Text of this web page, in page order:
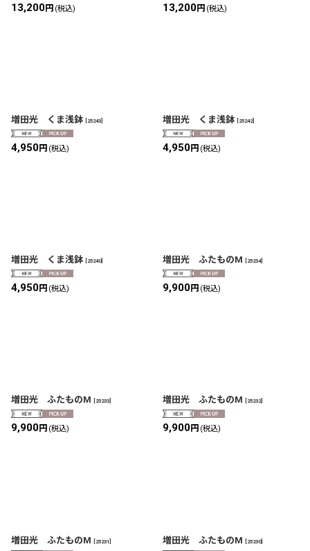
13,200円 (税込) 13,200円 (税込)
増田光 くま浅鉢 25243
4,950円 (税込)
増田光 くま浅鉢 25242]
4,950円 (税込)
増田光 くま浅鉢 25240]
4,950円 (税込)
増田光 ふたものM 25234]
9,900円 (税込)
増田光 ふたものM 25233
9,900円 (税込)
増田光 ふたものM 25232]
9,900円 (税込)
増田光 ふたものM [25231] 増田光 ふたものM [25230]